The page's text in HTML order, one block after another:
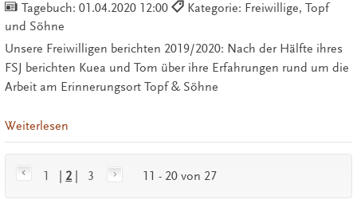
Tagebuch: 01.04.2020 12:00
Kategorie: Freiwillige, Topf
und Söhne
Unsere Freiwilligen berichten 2019/2020: Nach der Hälfte ihres
FSJ berichten Kuea und Tom über ihre Erfahrungen rund um die
Arbeit am Erinnerungsort Topf & Söhne
Weiterlesen
1 2 3 11 - 20 von 27